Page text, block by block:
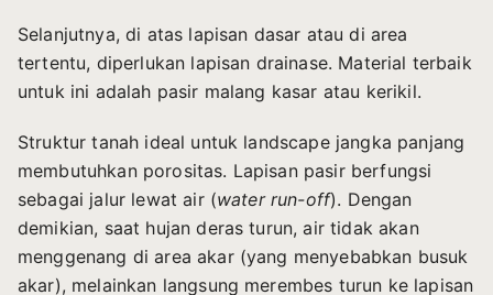
Selanjutnya, di atas lapisan dasar atau di area
tertentu, diperlukan lapisan drainase. Material terbaik
untuk ini adalah pasir malang kasar atau kerikil.
Struktur tanah ideal untuk landscape jangka panjang
membutuhkan porositas. Lapisan pasir berfungsi
sebagai jalur lewat air (water run-off). Dengan
demikian, saat hujan deras turun, air tidak akan
menggenang di area akar (yang menyebabkan busuk
akar), melainkan langsung merembes turun ke lapisan